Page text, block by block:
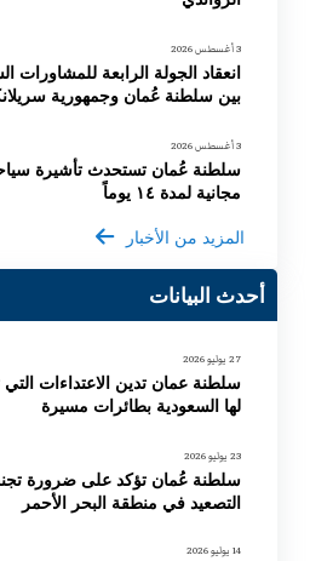
3 أغسطس 2026
انعقاد الجولة الرابعة للمشاورات
بين سلطنة عُمان وجمهورية
3 أغسطس 2026
سلطنة عُمان تستحدث تأشيرة
مجانية لمدة ١٤ يوماً
المزيد من الأخبار
أحدث البيانات
27 يوليو 2026
سلطنة عمان تدين الاعتداءات
لها السعودية بطائرات مسيرة
23 يوليو 2026
سلطنة عُمان تؤكد على ضرورة
التصعيد في منطقة البحر الأحمر
14 يوليو 2026